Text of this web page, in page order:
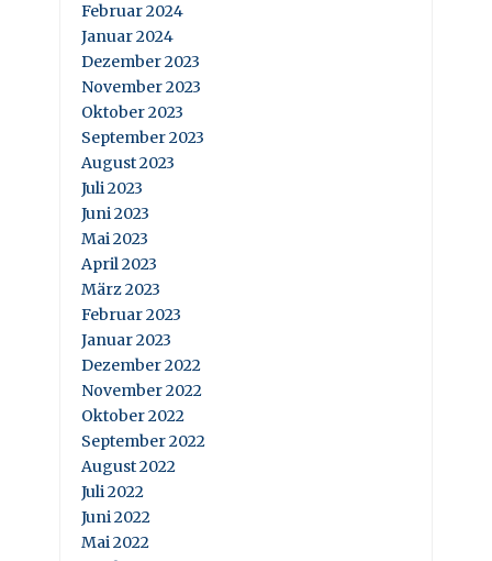
Februar 2024
Januar 2024
Dezember 2023
November 2023
Oktober 2023
September 2023
August 2023
Juli 2023
Juni 2023
Mai 2023
April 2023
März 2023
Februar 2023
Januar 2023
Dezember 2022
November 2022
Oktober 2022
September 2022
August 2022
Juli 2022
Juni 2022
Mai 2022